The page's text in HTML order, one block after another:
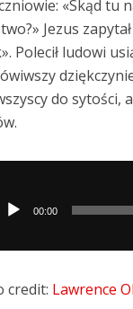
«Skąd tu
Jezus
Polecił ludowi
do sytości,
00:00
credit: Lawrence